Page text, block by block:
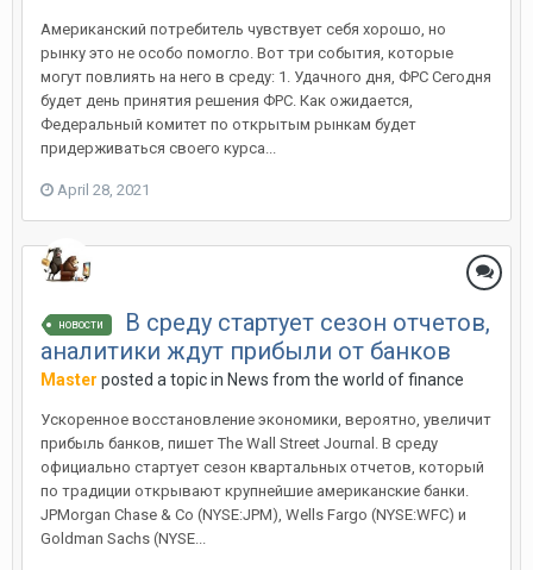
Американский потребитель чувствует себя хорошо, но
рынку это не особо помогло. Вот три события, которые
могут повлиять на него в среду: 1. Удачного дня, ФРС Сегодня
будет день принятия решения ФРС. Как ожидается,
Федеральный комитет по открытым рынкам будет
придерживаться своего курса...
April 28, 2021
новости
В среду стартует сезон отчетов,
аналитики ждут прибыли от банков
Master posted a topic in News from the world of finance
Ускоренное восстановление экономики, вероятно, увеличит
прибыль банков, пишет The Wall Street Journal. В среду
официально стартует сезон квартальных отчетов, который
по традиции открывают крупнейшие американские банки.
JPMorgan Chase & Co (NYSE:JPM), Wells Fargo (NYSE:WFC) и
Goldman Sachs (NYSE...